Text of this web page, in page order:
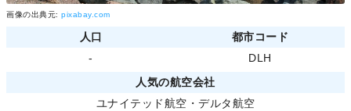
画像の出典元: pixabay.com
人口
都市コード
-
DLH
人気の航空会社
ユナイテッド航空 ・ デルタ航空